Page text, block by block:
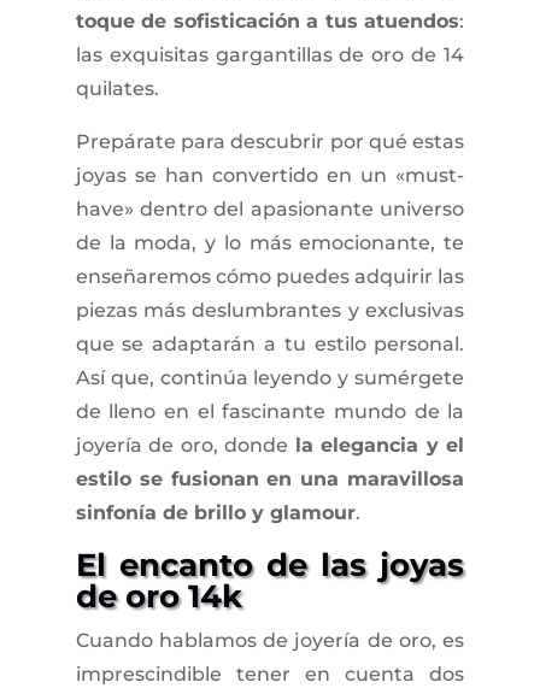
toque de sofisticación a tus atuendos:
las exquisitas gargantillas de oro de 14
quilates.
Prepárate para descubrir por qué estas
joyas se han convertido en un «must-
have» dentro del apasionante universo
de la moda, y lo más emocionante, te
enseñaremos cómo puedes adquirir las
piezas más deslumbrantes y exclusivas
que se adaptarán a tu estilo personal.
Así que, continúa leyendo y sumérgete
de lleno en el fascinante mundo de la
joyería de oro, donde la elegancia y el
estilo se fusionan en una maravillosa
sinfonía de brillo y glamour.
El encanto de las joyas
de oro 14k
Cuando hablamos de joyería de oro, es
imprescindible tener en cuenta dos